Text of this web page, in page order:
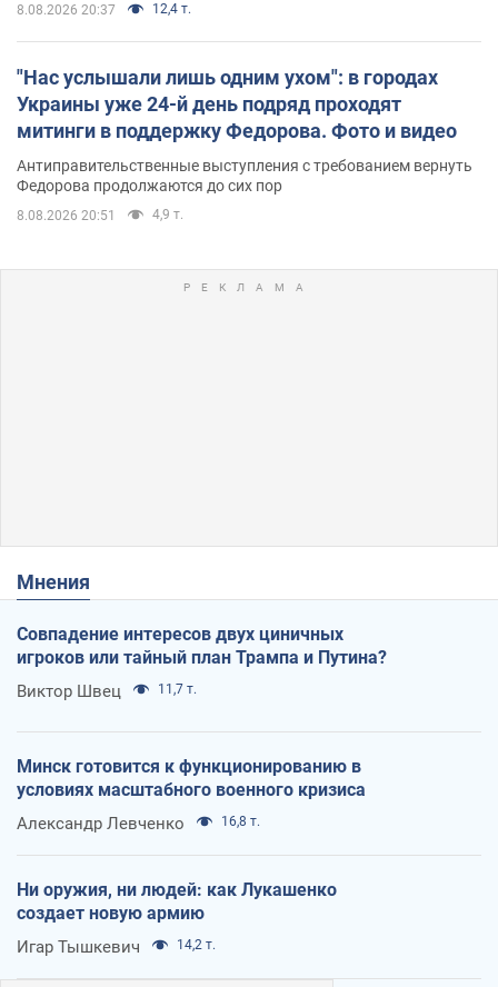
8.08.2026 20:37 12,4 т.
"Нас услышали лишь одним ухом": в городах
Украины уже 24-й день подряд проходят
митинги в поддержку Федорова. Фото и видео
Антиправительственные выступления с требованием вернуть
Федорова продолжаются до сих пор
8.08.2026 20:51 4,9 т.
Мнения
Совпадение интересов двух циничных
игроков или тайный план Трампа и Путина?
Виктор Швец 11,7 т.
Минск готовится к функционированию в
условиях масштабного военного кризиса
Александр Левченко 16,8 т.
Ни оружия, ни людей: как Лукашенко
создает новую армию
Игар Тышкевич 14,2 т.